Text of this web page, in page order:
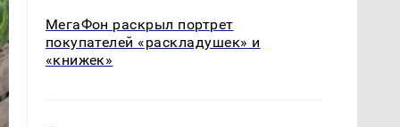
МегаФон раскрыл портрет
покупателей «раскладушек» и
«книжек»